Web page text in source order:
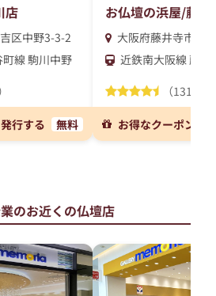
店
区中野3-3-2
線 駒川中野
行する 無料
お仏壇の浜屋/藤井
大阪府藤井寺市岡
近鉄南大阪線 藤井
（131件）
お得なクーポンを
のお近くの仏壇店